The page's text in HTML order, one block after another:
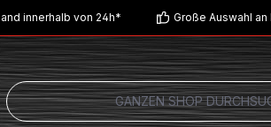
innerhalb von 24h* Große Auswahl